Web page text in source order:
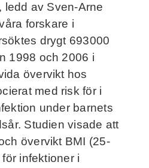
ledd av Sven-Arne
forskare i
drygt 693000
1998 och 2006 i
övervikt hos
med risk för i
under barnets
Studien visade att
övervikt BMI (25-
infektioner i